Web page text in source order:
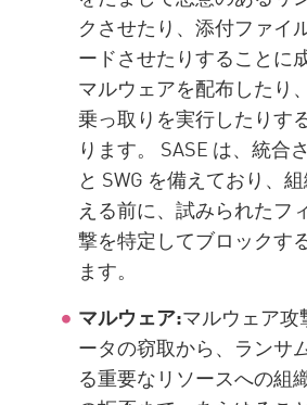
クさせたり、添付ファイ
ードさせたりすることに
マルウェアを配布したり
乗っ取りを実行したりす
ります。 SASE は、統合
と SWG を備えており、
える前に、試みられたフ
撃を特定してブロックす
ます。
マルウェア:マルウェア
ータの窃取から、ランサ
る重要なリソースへの組